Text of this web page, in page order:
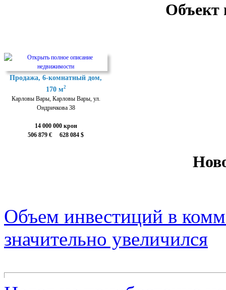
Объект
Продажа, 6-комнатный дом,
170 м2
Карловы Вары, Карловы Вары, ул.
Ондричкова 38
14 000 000 крон
506 879 € 628 084 $
Объем инвестиций в
значительно увеличился